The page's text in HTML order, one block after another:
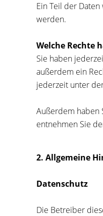
Ein Teil der
werden.
Welche Rechte
Sie haben
außerdem ein
jederzeit unter
Außerdem haben
entnehmen Sie
2. Allgemeine
Datenschutz
Die Betreiber